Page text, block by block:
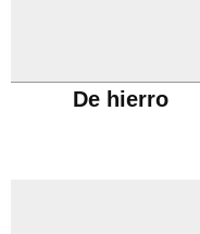
De hierro